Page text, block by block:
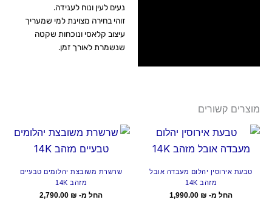
נעים לעין ונוח לענידה.
זוהי בחירה מצוינת למי שמעריך
עיצוב קלאסי ונוכחות שקטה
שנשמרת לאורך זמן.
מוצרים קשורים
טבעת אירוסין יהלום מעבדה אובל
מזהב 14K
החל מ- 1,990.00 ₪
שרשרת משובצת יהלומים טבעיים
מזהב 14K
החל מ- 2,790.00 ₪